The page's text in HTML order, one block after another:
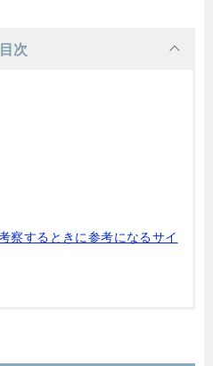
目次
察するときに参考になるサイ